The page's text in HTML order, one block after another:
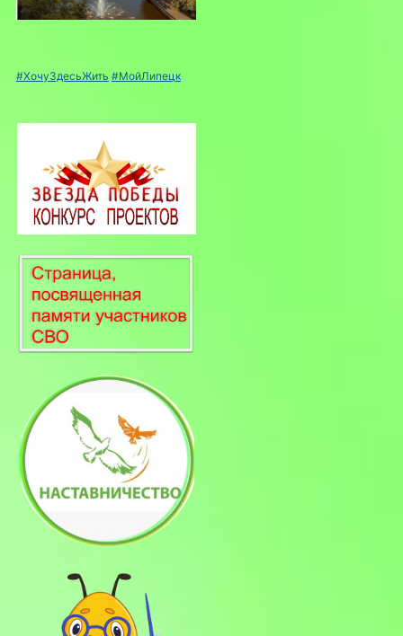
#ХочуЗдесьЖить #МойЛипецк